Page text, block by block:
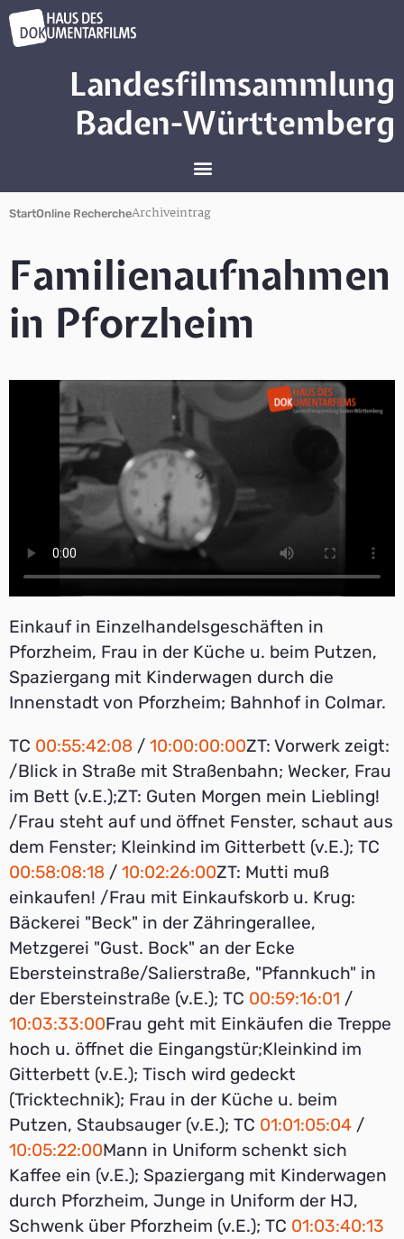
Landesfilmsammlung
Baden-Württemberg
StartOnline RechercheArchiveintrag
Familienaufnahmen
in Pforzheim
Einkauf in Einzelhandelsgeschäften in
Pforzheim, Frau in der Küche u. beim Putzen,
Spaziergang mit Kinderwagen durch die
Innenstadt von Pforzheim; Bahnhof in Colmar.
TC 00:55:42:08 / 10:00:00:00ZT: Vorwerk zeigt:
/Blick in Straße mit Straßenbahn; Wecker, Frau
im Bett (v.E.);ZT: Guten Morgen mein Liebling!
/Frau steht auf und öffnet Fenster, schaut aus
dem Fenster; Kleinkind im Gitterbett (v.E.); TC
00:58:08:18 / 10:02:26:00ZT: Mutti muß
einkaufen! /Frau mit Einkaufskorb u. Krug:
Bäckerei "Beck" in der Zähringerallee,
Metzgerei "Gust. Bock" an der Ecke
Ebersteinstraße/Salierstraße, "Pfannkuch" in
der Ebersteinstraße (v.E.); TC 00:59:16:01 /
10:03:33:00Frau geht mit Einkäufen die Treppe
hoch u. öffnet die Eingangstür;Kleinkind im
Gitterbett (v.E.); Tisch wird gedeckt
(Tricktechnik); Frau in der Küche u. beim
Putzen, Staubsauger (v.E.); TC 01:01:05:04 /
10:05:22:00Mann in Uniform schenkt sich
Kaffee ein (v.E.); Spaziergang mit Kinderwagen
durch Pforzheim, Junge in Uniform der HJ,
Schwenk über Pforzheim (v.E.); TC 01:03:40:13